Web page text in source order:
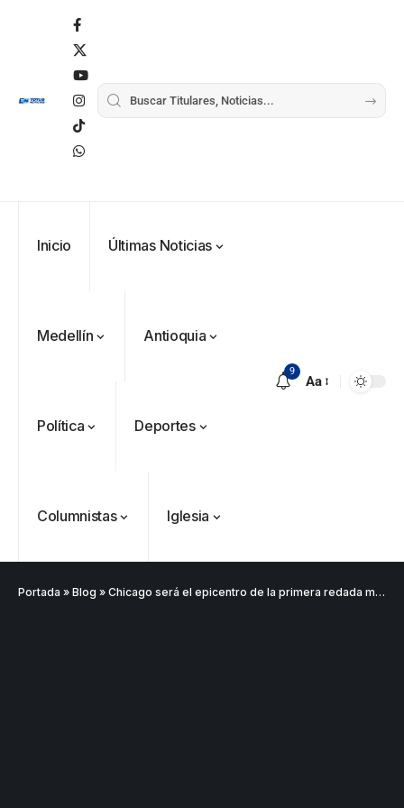
Inicio Últimas Noticias
Medellín Antioquia
Política Deportes
Columnistas Iglesia
9
Aa
Portada » Blog » Chicago será el epicentro de la primera redada migratoria masiva bajo la administración Trump
VER